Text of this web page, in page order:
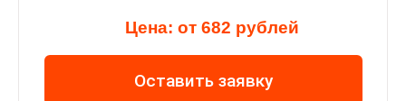
Цена: от 682 рублей
Оставить заявку